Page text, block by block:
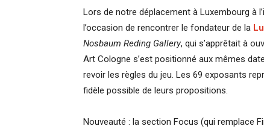
Lors de notre déplacement à Luxembourg à
l’occasion de rencontrer le fondateur de la
Nosbaum Reding Gallery, qui s’apprêtait à
Art Cologne s’est positionné aux mêmes
revoir les règles du jeu. Les 69 exposants
fidèle possible de leurs propositions.
Nouveauté : la section Focus (qui remplace